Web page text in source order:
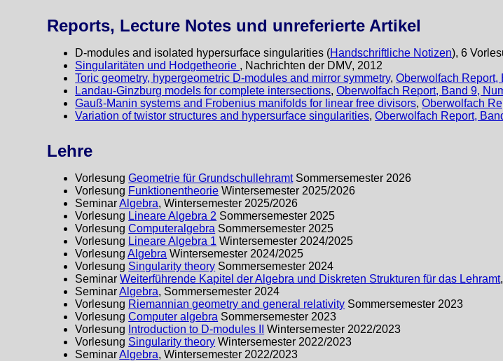
Reports, Lecture Notes und unreferierte Artikel
D-modules and isolated hypersurface singularities (Handschriftliche Notizen), 6
Singularitäten und Hodgetheorie , Nachrichten der DMV, 2012
Toric geometry, hypergeometric D-modules and mirror symmetry,Oberwolfach Report,
Landau-Ginzburg models for complete intersections,Oberwolfach Report, Band 9,
Gauß-Manin systems and Frobenius manifolds for linear free divisors,Oberwolfach
Variation of twistor structures and hypersurface singularities,Oberwolfach Report,
Lehre
VorlesungGeometrie für GrundschullehramtSommersemester 2026
Vorlesung Funktionentheorie Wintersemester 2025/2026
SeminarAlgebra, Wintersemester 2025/2026
Vorlesung Lineare Algebra 2 Sommersemester 2025
VorlesungComputeralgebra Sommersemester 2025
Vorlesung Lineare Algebra 1 Wintersemester 2024/2025
VorlesungAlgebra Wintersemester 2024/2025
Vorlesung Singularity theory Sommersemester 2024
SeminarWeiterführende Kapitel der Algebra und Diskreten Strukturen für das Lehramt
SeminarAlgebra, Sommersemester 2024
Vorlesung Riemannian geometry and general relativity Sommersemester 2023
VorlesungComputer algebra Sommersemester 2023
Vorlesung Introduction to D-modules II
Wintersemester 2022/2023
Vorlesung Singularity theory Wintersemester 2022/2023
SeminarAlgebra, Wintersemester 2022/2023